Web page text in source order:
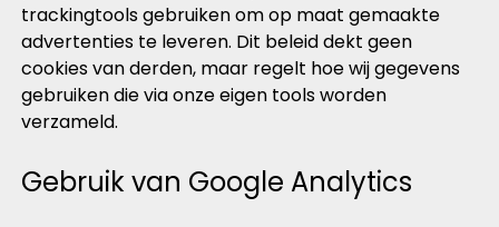
trackingtools gebruiken om op maat gemaakte
advertenties te leveren. Dit beleid dekt geen
cookies van derden, maar regelt hoe wij gegevens
gebruiken die via onze eigen tools worden
verzameld.
Gebruik van Google Analytics